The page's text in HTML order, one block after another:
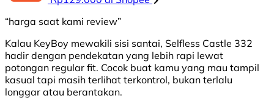
“harga saat kami review”
Kalau KeyBoy mewakili sisi santai, Selfless Castle 332
hadir dengan pendekatan yang lebih rapi lewat
potongan regular fit. Cocok buat kamu yang mau tampil
kasual tapi masih terlihat terkontrol, bukan terlalu
longgar atau berantakan.